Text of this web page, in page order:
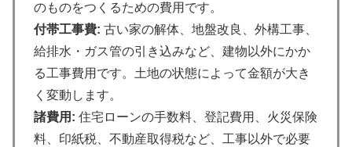
のものをつくるための費用です。
付帯工事費: 古い家の解体、地盤改良、外構工事、
給排水・ガス管の引き込みなど、建物以外にかか
る工事費用です。土地の状態によって金額が大き
く変動します。
諸費用: 住宅ローンの手数料、登記費用、火災保険
料、印紙税、不動産取得税など、工事以外で必要